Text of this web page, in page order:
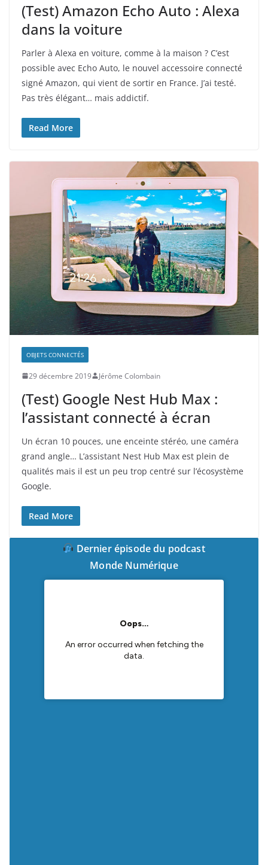
(Test) Amazon Echo Auto : Alexa
dans la voiture
Parler à Alexa en voiture, comme à la maison ? C’est
possible avec Echo Auto, le nouvel accessoire connecté
signé Amazon, qui vient de sortir en France. J’ai testé.
Pas très élégant… mais addictif.
Read More
OBJETS CONNECTÉS
29 décembre 2019 Jérôme Colombain
(Test) Google Nest Hub Max :
l’assistant connecté à écran
Un écran 10 pouces, une enceinte stéréo, une caméra
grand angle… L’assistant Nest Hub Max est plein de
qualités mais il est un peu trop centré sur l’écosystème
Google.
Read More
Dernier épisode du podcast
Monde Numérique